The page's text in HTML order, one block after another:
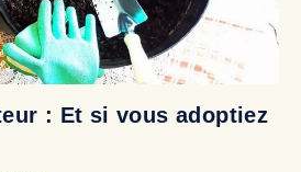
: Et si vous adoptiez